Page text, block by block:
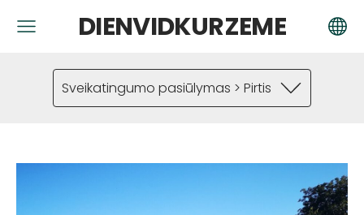
DIENVIDKURZEME
Sveikatingumo pasiūlymas > Pirtis